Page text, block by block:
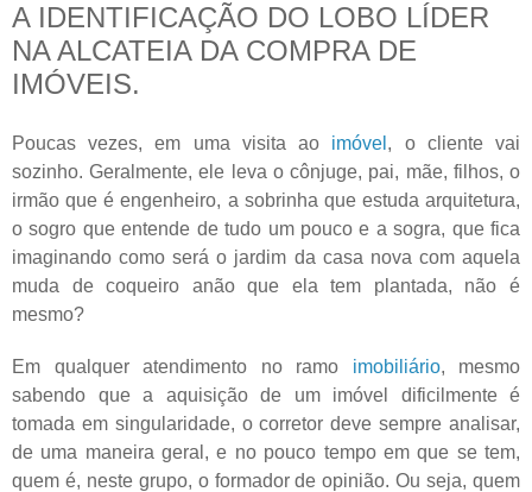
A IDENTIFICAÇÃO DO LOBO LÍDER
NA ALCATEIA DA COMPRA DE
IMÓVEIS.
Poucas vezes, em uma visita ao imóvel , o cliente vai
sozinho. Geralmente, ele leva o cônjuge, pai, mãe, filhos, o
irmão que é engenheiro, a sobrinha que estuda arquitetura,
o sogro que entende de tudo um pouco e a sogra, que fica
imaginando como será o jardim da casa nova com aquela
muda de coqueiro anão que ela tem plantada, não é
mesmo?
Em qualquer atendimento no ramo imobiliário, mesmo
sabendo que a aquisição de um imóvel dificilmente é
tomada em singularidade, o corretor deve sempre analisar,
de uma maneira geral, e no pouco tempo em que se tem,
quem é, neste grupo, o formador de opinião. Ou seja, quem